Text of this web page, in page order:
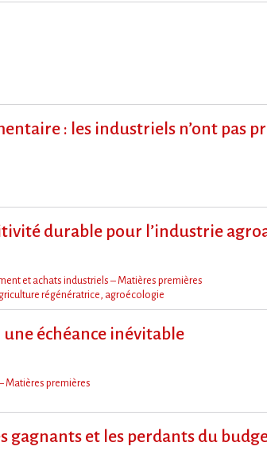
: les industriels n​‌’ont pas
durable pour l’industrie
et achats industriels – Matières premières
régénératrice, agroécologie
échéance inévitable
Matières premières
gagnants et les perdants du